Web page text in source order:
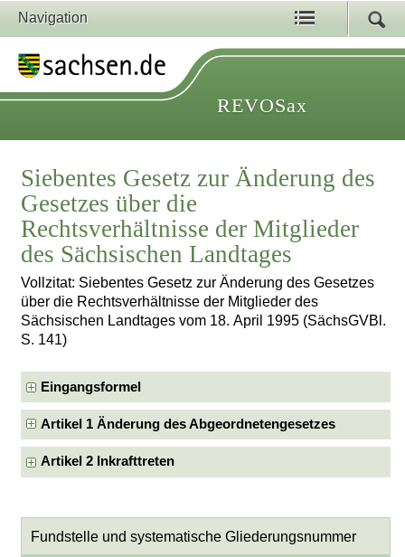
Navigation
REVOSax
Siebentes Gesetz zur Änderung des
Gesetzes über die
Rechtsverhältnisse der Mitglieder
des Sächsischen Landtages
Vollzitat: Siebentes Gesetz zur Änderung des Gesetzes
über die Rechtsverhältnisse der Mitglieder des
Sächsischen Landtages vom 18. April 1995 (SächsGVBl.
S. 141)
Eingangsformel
Artikel 1 Änderung des Abgeordnetengesetzes
Artikel 2 Inkrafttreten
Fundstelle und systematische Gliederungsnummer